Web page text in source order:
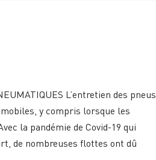
L’entretien des pneus
y compris lorsque les
la pandémie de Covid-19 qui
de nombreuses flottes ont dû